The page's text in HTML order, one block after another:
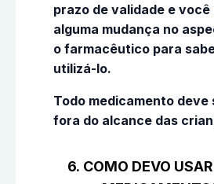
prazo de validade e
alguma mudança no
o farmacêutico para
utilizá-lo.
Todo medicamento deve
fora do alcance das
6. COMO DEVO